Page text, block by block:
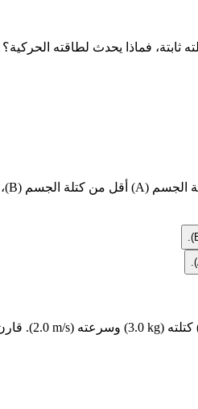
ثابتة، فماذا يحدث لطاقته الحركية؟
(3.0 kg) وسرعته (2.0 m/s)
.